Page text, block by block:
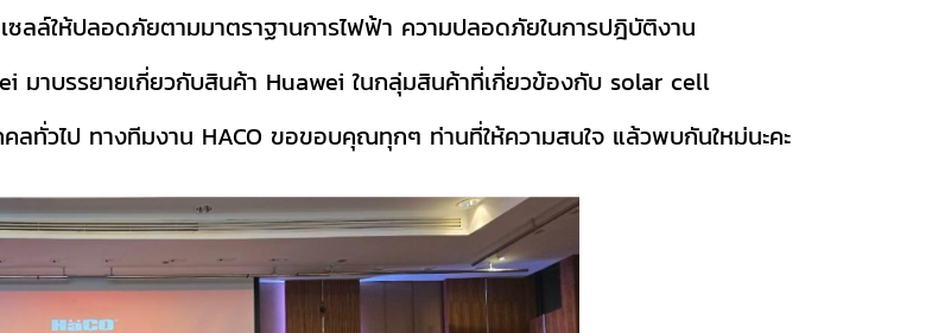
ซลล์ให้ปลอดภัยตามมาตราฐานการไฟฟ้า ความปลอดภัยในการปฎิบัติงาน
มาบรรยายเกี่ยวกับสินค้า Huawei ในกลุ่มสินค้าที่เกี่ยวข้องกับ solar cell
ทั่วไป ทางทีมงาน HACO ขอขอบคุณทุกๆ ท่านที่ให้ความสนใจ แล้วพบกันใหม่นะคะ